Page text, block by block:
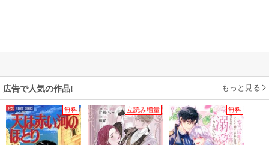
広告で人気の作品! もっと見る
無料 立読み増量 無料